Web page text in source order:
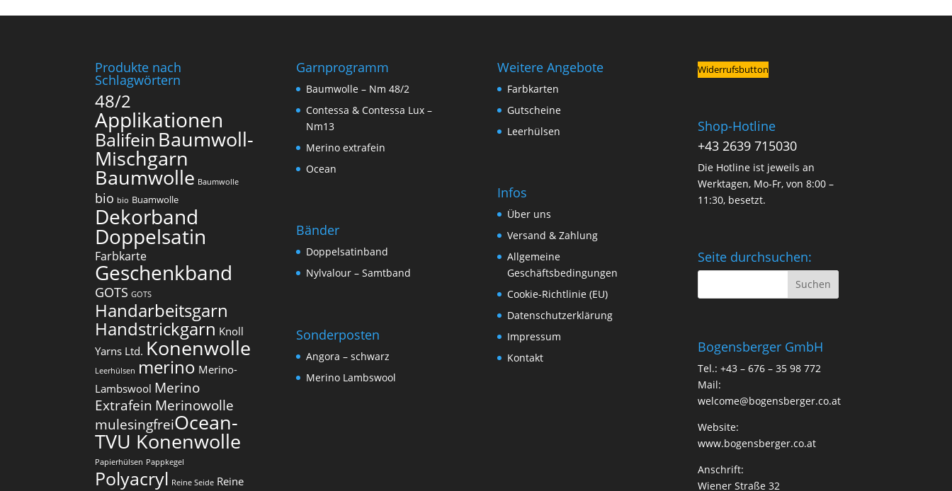
Produkte nach
Schlagwörtern
48/2
Applikationen
Balifein Baumwoll-
Mischgarn
Baumwolle Baumwolle
bio bio Buamwolle
Dekorband
Doppelsatin
Farbkarte
Geschenkband
GOTS GOTS
Handarbeitsgarn
Handstrickgarn Knoll
Yarns Ltd. Konenwolle
Leerhülsen merino Merino-
Lambswool Merino
Extrafein Merinowolle
mulesingfrei​Ocean-
TVU Konenwolle
Papierhülsen Pappkegel
Polyacryl Reine Seide Reine
Garnprogramm
Baumwolle – Nm 48/2
Contessa & Contessa Lux –
Nm13
Merino extrafein
Ocean
Bänder
Doppelsatinband
Nylvalour – Samtband
Sonderposten
Angora – schwarz
Merino Lambswool
Weitere Angebote
Farbkarten
Gutscheine
Leerhülsen
Infos
Über uns
Versand & Zahlung
Allgemeine
Geschäftsbedingungen
Cookie-Richtlinie (EU)
Datenschutzerklärung
Impressum
Kontakt
Widerrufsbutton
Shop-Hotline
+43 2639 715030
Die Hotline ist jeweils an
Werktagen, Mo-Fr, von 8:00 –
11:30, besetzt.
Seite durchsuchen:
Bogensberger GmbH
Tel.: +43 – 676 – 35 98 772
Mail:
welcome@bogensberger.co.at
Website:
www.bogensberger.co.at
Anschrift:
Wiener Straße 32